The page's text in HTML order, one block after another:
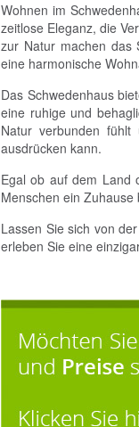
Wohnen im
zeitlose Eleganz, die
zur Natur machen das
eine harmonische
Das Schwedenhaus
eine ruhige und
Natur verbunden fühlt
ausdrücken kann.
Egal ob auf dem Land
Menschen ein
Lassen Sie sich von
erleben Sie eine